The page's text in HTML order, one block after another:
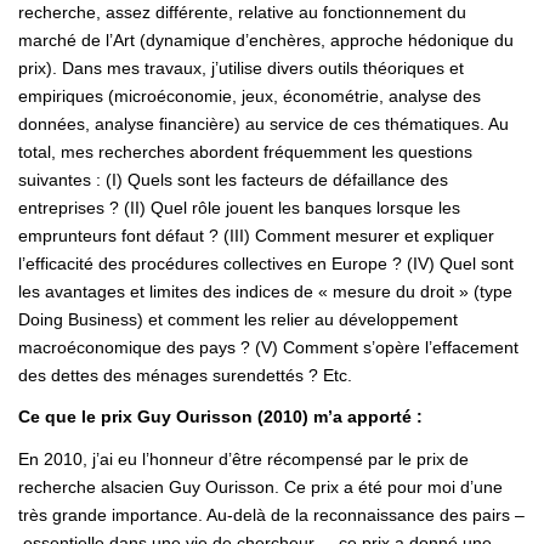
recherche, assez différente, relative au fonctionnement du
marché de l’Art (dynamique d’enchères, approche hédonique du
prix). Dans mes travaux, j’utilise divers outils théoriques et
empiriques (microéconomie, jeux, économétrie, analyse des
données, analyse financière) au service de ces thématiques. Au
total, mes recherches abordent fréquemment les questions
suivantes : (I) Quels sont les facteurs de défaillance des
entreprises ? (II) Quel rôle jouent les banques lorsque les
emprunteurs font défaut ? (III) Comment mesurer et expliquer
l’efficacité des procédures collectives en Europe ? (IV) Quel sont
les avantages et limites des indices de « mesure du droit » (type
Doing Business) et comment les relier au développement
macroéconomique des pays ? (V) Comment s’opère l’effacement
des dettes des ménages surendettés ? Etc.
Ce que le prix Guy Ourisson (2010) m’a apporté :
En 2010, j’ai eu l’honneur d’être récompensé par le prix de
recherche alsacien Guy Ourisson. Ce prix a été pour moi d’une
très grande importance. Au-delà de la reconnaissance des pairs –